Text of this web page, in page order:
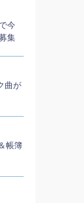
今
集
曲が
帳簿